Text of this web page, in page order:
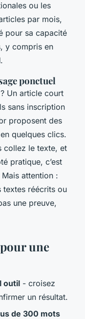
ou les
par mois,
pour sa capacité
y compris en
.
ponctuel
Un article court
sans inscription
proposent des
quelques clics.
collez le texte, et
pratique, c’est
attention :
textes réécrits ou
une preuve,
une
outil - croisez
un résultat.
de 300 mots